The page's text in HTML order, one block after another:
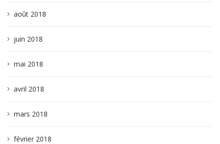
août 2018
juin 2018
mai 2018
avril 2018
mars 2018
février 2018